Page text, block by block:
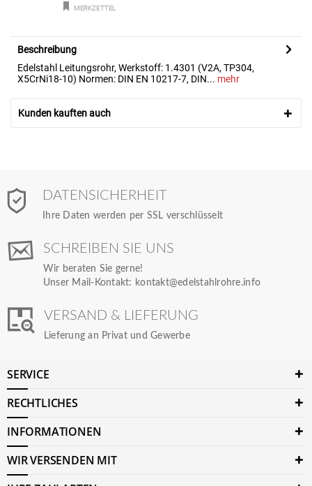
MERKZETTEL
Beschreibung
Edelstahl Leitungsrohr, Werkstoff: 1.4301 (V2A, TP304,
X5CrNi18-10) Normen: DIN EN 10217-7, DIN... mehr
Kunden kauften auch
DATENSICHERHEIT
Ihre Daten werden per SSL verschlüsselt
SCHREIBEN SIE UNS
Wir beraten Sie gerne!
Unser Mail-Kontakt: kontakt@edelstahlrohre.info
VERSAND & LIEFERUNG
Lieferung an Privat und Gewerbe
SERVICE
RECHTLICHES
INFORMATIONEN
WIR VERSENDEN MIT